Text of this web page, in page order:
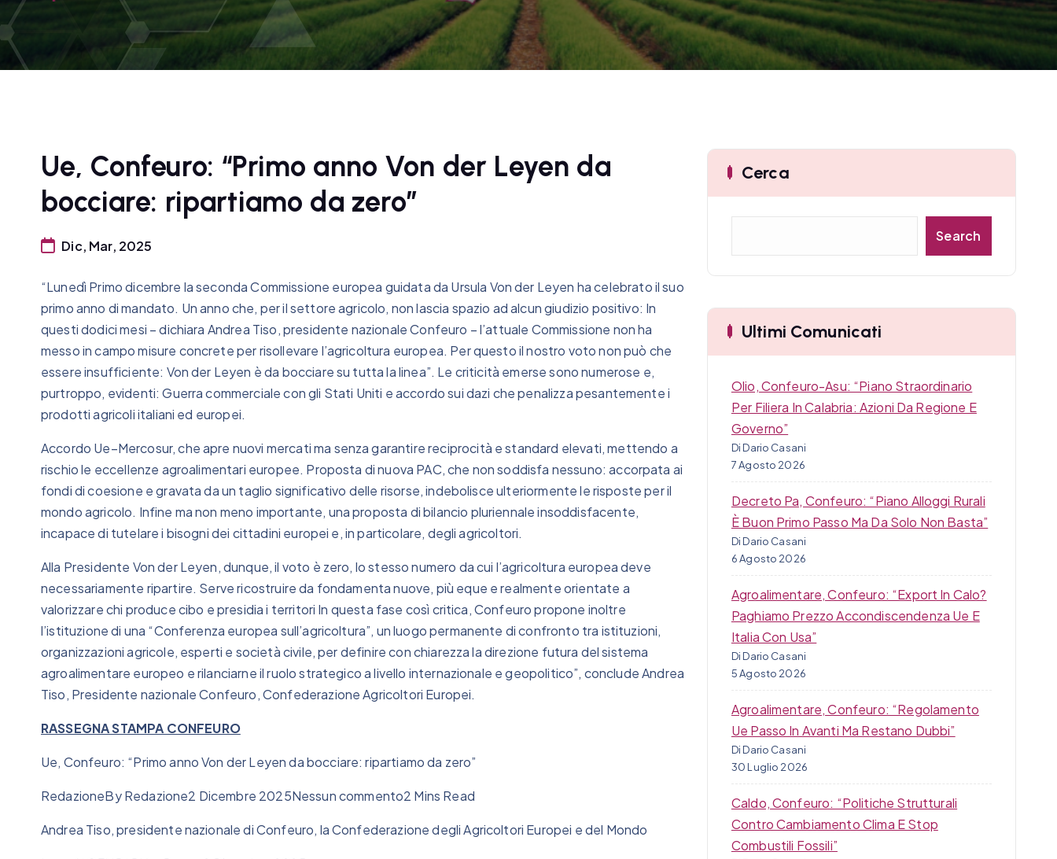
Ue, Confeuro: “Primo anno Von der Leyen da
bocciare: ripartiamo da zero”
Dic, Mar, 2025
“Lunedì Primo dicembre la seconda Commissione europea guidata da Ursula Von der Leyen ha celebrato il suo
primo anno di mandato. Un anno che, per il settore agricolo, non lascia spazio ad alcun giudizio positivo: In
questi dodici mesi – dichiara Andrea Tiso, presidente nazionale Confeuro – l’attuale Commissione non ha
messo in campo misure concrete per risollevare l’agricoltura europea. Per questo il nostro voto non può che
essere insufficiente: Von der Leyen è da bocciare su tutta la linea”. Le criticità emerse sono numerose e,
purtroppo, evidenti: Guerra commerciale con gli Stati Uniti e accordo sui dazi che penalizza pesantemente i
prodotti agricoli italiani ed europei.
Accordo Ue–Mercosur, che apre nuovi mercati ma senza garantire reciprocità e standard elevati, mettendo a
rischio le eccellenze agroalimentari europee. Proposta di nuova PAC, che non soddisfa nessuno: accorpata ai
fondi di coesione e gravata da un taglio significativo delle risorse, indebolisce ulteriormente le risposte per il
mondo agricolo. Infine ma non meno importante, una proposta di bilancio pluriennale insoddisfacente,
incapace di tutelare i bisogni dei cittadini europei e, in particolare, degli agricoltori.
Alla Presidente Von der Leyen, dunque, il voto è zero, lo stesso numero da cui l’agricoltura europea deve
necessariamente ripartire. Serve ricostruire da fondamenta nuove, più eque e realmente orientate a
valorizzare chi produce cibo e presidia i territori In questa fase così critica, Confeuro propone inoltre
l’istituzione di una “Conferenza europea sull’agricoltura”, un luogo permanente di confronto tra istituzioni,
organizzazioni agricole, esperti e società civile, per definire con chiarezza la direzione futura del sistema
agroalimentare europeo e rilanciarne il ruolo strategico a livello internazionale e geopolitico”, conclude Andrea
Tiso, Presidente nazionale Confeuro, Confederazione Agricoltori Europei.
RASSEGNA STAMPA CONFEURO
Ue, Confeuro: “Primo anno Von der Leyen da bocciare: ripartiamo da zero”
RedazioneBy Redazione2 Dicembre 2025Nessun commento2 Mins Read
Andrea Tiso, presidente nazionale di Confeuro, la Confederazione degli Agricoltori Europei e del Mondo
Cerca
a
Search
Ultimi Comunicati
Olio, Confeuro-Asu: “Piano Straordinario
Per Filiera In Calabria: Azioni Da Regione E
Governo”
Di Dario Casani
7 Agosto 2026
Decreto Pa, Confeuro: “Piano Alloggi Rurali
È Buon Primo Passo Ma Da Solo Non Basta”
Di Dario Casani
6 Agosto 2026
Agroalimentare, Confeuro: “Export In Calo?
Paghiamo Prezzo Accondiscendenza Ue E
Italia Con Usa”
Di Dario Casani
5 Agosto 2026
Agroalimentare, Confeuro: “Regolamento
Ue Passo In Avanti Ma Restano Dubbi”
Di Dario Casani
30 Luglio 2026
Caldo, Confeuro: “Politiche Strutturali
Contro Cambiamento Clima E Stop
Combustili Fossili”